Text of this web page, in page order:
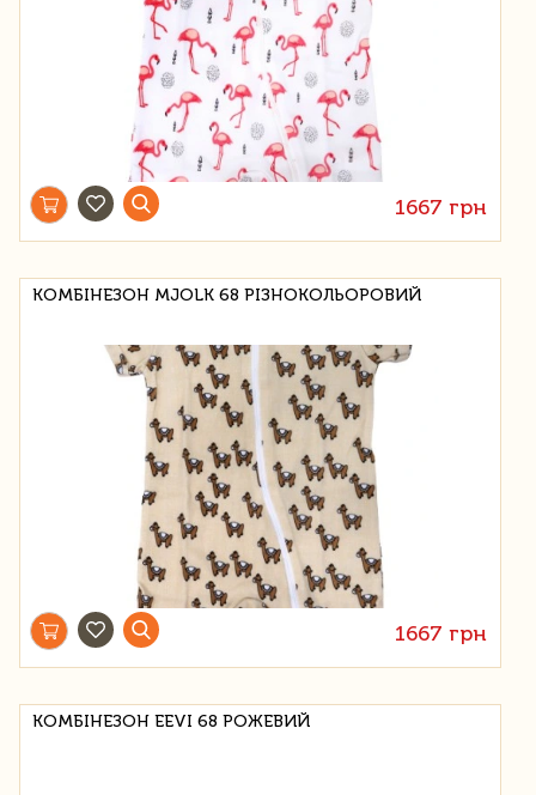
1667 грн
КОМБІНЕЗОН MJOLK 68 РІЗНОКОЛЬОРОВИЙ
1667 грн
КОМБІНЕЗОН EEVI 68 РОЖЕВИЙ